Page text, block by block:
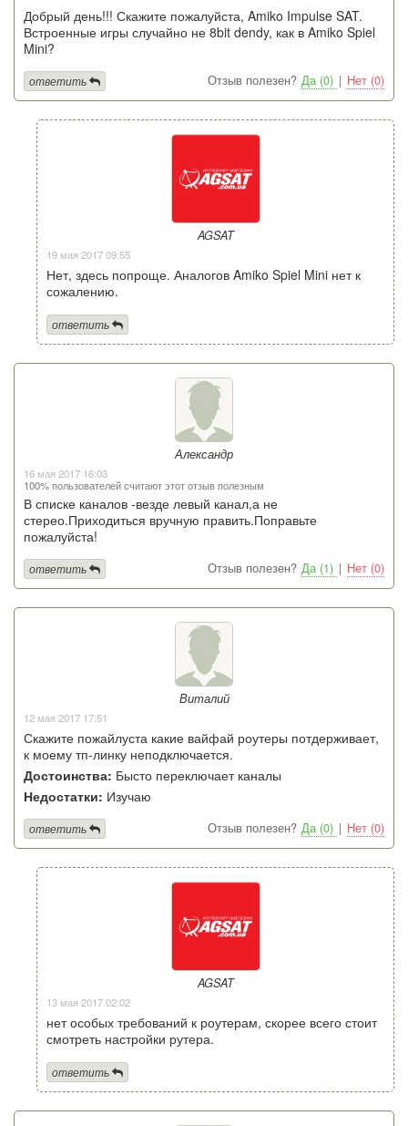
Добрый день!!! Скажите пожалуйста, Amiko Impulse SAT.
Встроенные игры случайно не 8bit dendy, как в Amiko Spiel
Mini?
Отзыв полезен? Да (0) | Нет (0)
ответить
AGSAT
19 мая 2017 09:55
Нет, здесь попроще. Аналогов Amiko Spiel Mini нет к
сожалению.
ответить
Александр
16 мая 2017 16:03
100% пользователей считают этот отзыв полезным
В списке каналов -везде левый канал,а не
стерео.Приходиться вручную править.Поправьте
пожалуйста!
Отзыв полезен? Да (1) | Нет (0)
ответить
Виталий
12 мая 2017 17:51
Скажите пожайлуста какие вайфай роутеры потдерживает,
к моему тп-линку неподключается.
Достоинства: Бысто переключает каналы
Недостатки: Изучаю
Отзыв полезен? Да (0) | Нет (0)
ответить
AGSAT
13 мая 2017 02:02
нет особых требований к роутерам, скорее всего стоит
смотреть настройки рутера.
ответить